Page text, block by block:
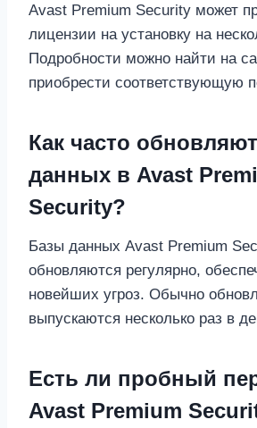
Avast Premium Security может
лицензии на установку на
Подробности можно найти на
приобрести соответствующую
Как часто
данных в Avast
Security?
Базы данных Avast Premium
обновляются регулярно,
новейших угроз. Обычно
выпускаются несколько раз в
Есть ли пробный
Avast Premium